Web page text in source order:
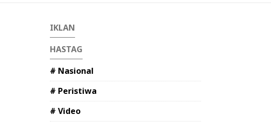
IKLAN
HASTAG
# Nasional
# Peristiwa
# Video